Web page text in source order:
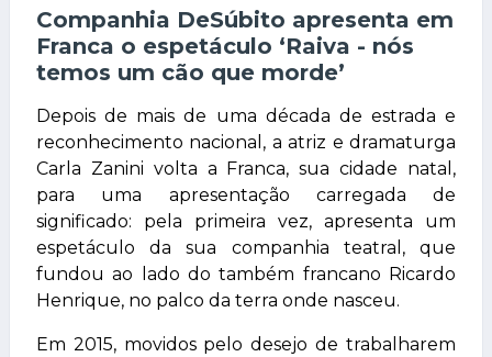
Companhia DeSúbito apresenta em
Franca o espetáculo ‘Raiva - nós
temos um cão que morde’
Depois de mais de uma década de estrada e
reconhecimento nacional, a atriz e dramaturga
Carla Zanini volta a Franca, sua cidade natal,
para uma apresentação carregada de
significado: pela primeira vez, apresenta um
espetáculo da sua companhia teatral, que
fundou ao lado do também francano Ricardo
Henrique, no palco da terra onde nasceu.
Em 2015, movidos pelo desejo de trabalharem